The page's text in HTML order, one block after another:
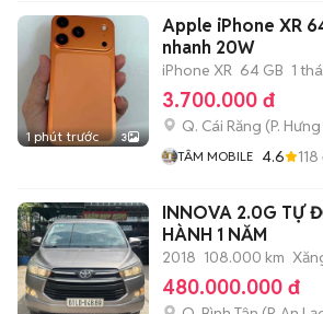
1 phút trước 3
Apple iPhone XR
nhanh 20W
iPhone XR 64 GB 1
3.700.000 đ
Q. Cái Răng (P.
TÂM MOBILE 4.6 118
INNOVA 2.0G TỰ
HÀNH 1 NĂM
2018 108.000 km
480.000.000 đ